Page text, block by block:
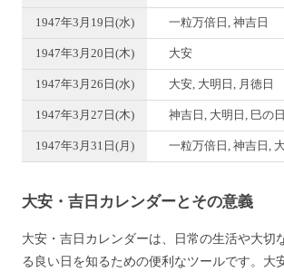
1947年3月19日(水) 一粒万倍日, 神吉日
1947年3月20日(木) 大安
1947年3月26日(水) 大安, 大明日, 月徳日
1947年3月27日(木) 神吉日, 大明日, 巳の日
1947年3月31日(月) 一粒万倍日, 神吉日,
大安・吉日カレンダーとその意義
大安・吉日カレンダーは、日常の生活や大切
る良い日を知るための便利なツールです。大